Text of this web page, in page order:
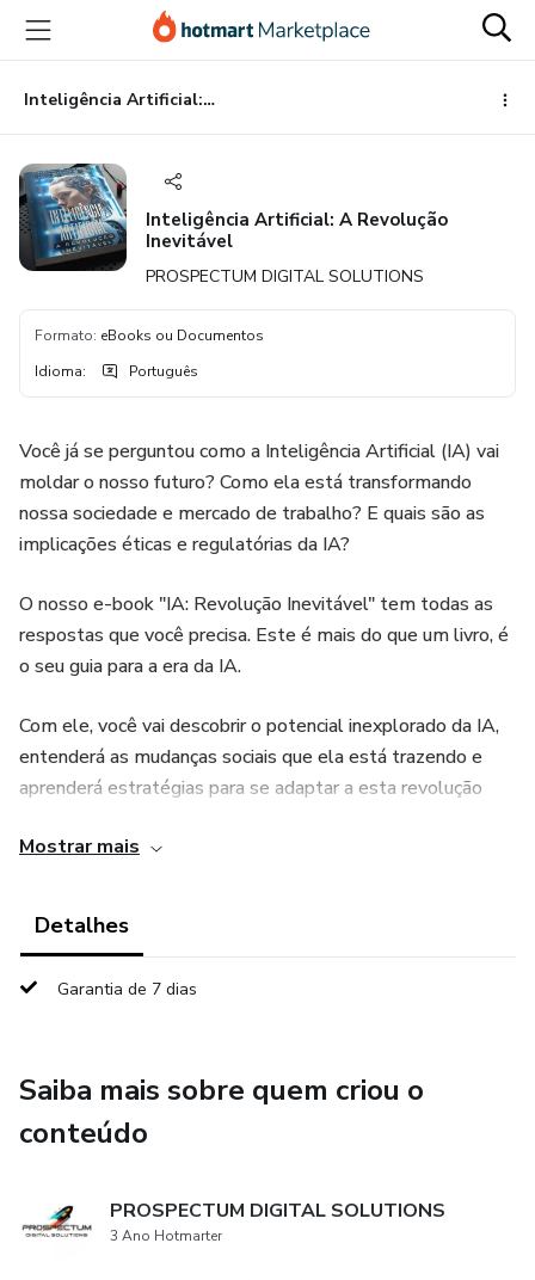
para
conteúdo
principal
para
pagamento
para
rodapé
Inteligência Artificial: A Revolução Inevitável
Inteligência Artificial: A Revolução
Inevitável
PROSPECTUM DIGITAL SOLUTIONS
Formato: eBooks ou Documentos
Idioma: Português
Você já se perguntou como a Inteligência Artificial (IA) vai
moldar o nosso futuro? Como ela está transformando
nossa sociedade e mercado de trabalho? E quais são as
implicações éticas e regulatórias da IA?
O nosso e-book "IA: Revolução Inevitável" tem todas as
respostas que você precisa. Este é mais do que um livro, é
o seu guia para a era da IA.
Com ele, você vai descobrir o potencial inexplorado da IA,
entenderá as mudanças sociais que ela está trazendo e
aprenderá estratégias para se adaptar a esta revolução
Adquira já o seu exemplar de "IA: Revolução Inevitável".
atualmente, servindo como um guia prático para aqueles
interessados em explorar a IA em primeira mão.
janela para o futuro. Não perca a oportunidade de se
preparar para o que está por vir. Compre já o seu exemplar
Mostrar mais
Detalhes
Garantia de 7 dias
Saiba mais sobre quem criou o
conteúdo
PROSPECTUM DIGITAL SOLUTIONS
3 Ano Hotmarter